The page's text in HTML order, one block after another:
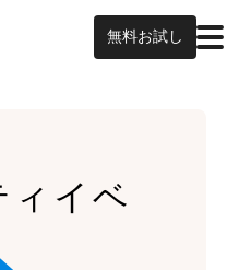
無料お試し
ィイベ